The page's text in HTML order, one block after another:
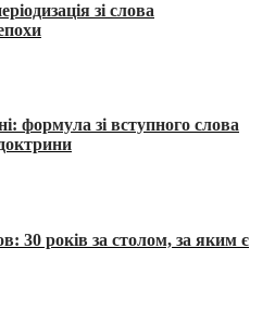
зі слова
формула зі вступного слова
30 років за столом, за яким є